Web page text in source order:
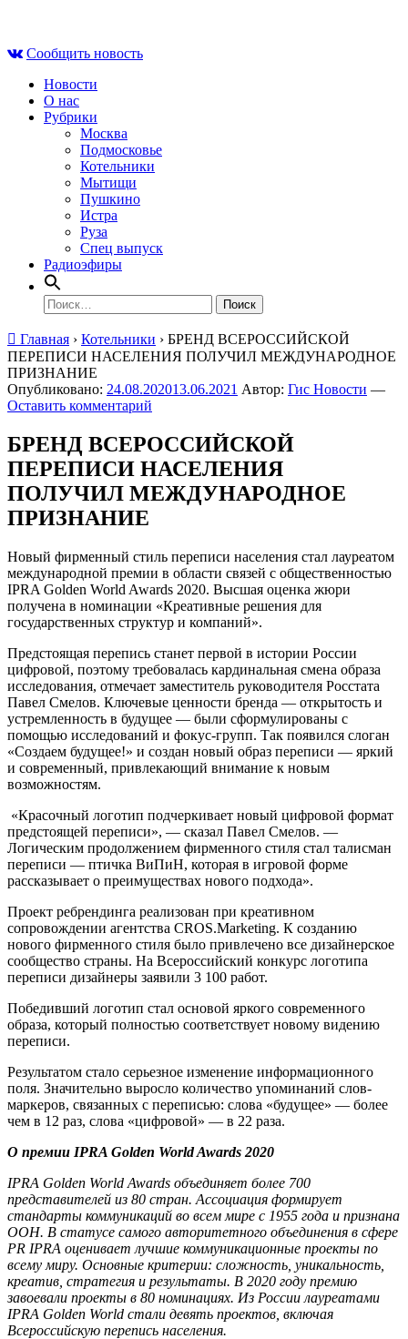
contentСообщить новость
Новости
О нас
Рубрики
Москва
Подмосковье
Котельники
Мытищи
Пушкино
Истра
Руза
Спец выпуск
Радиоэфиры
Найти:
Главная › Котельники › БРЕНД ВСЕРОССИЙСКОЙ
ПЕРЕПИСИ НАСЕЛЕНИЯ ПОЛУЧИЛ МЕЖДУНАРОДНОЕ
ПРИЗНАНИЕ
Опубликовано: 24.08.202013.06.2021 Автор: Гис Новости —
Оставить комментарий
БРЕНД ВСЕРОССИЙСКОЙ
ПЕРЕПИСИ НАСЕЛЕНИЯ
ПОЛУЧИЛ МЕЖДУНАРОДНОЕ
ПРИЗНАНИЕ
Новый фирменный стиль переписи населения стал лауреатом
международной премии в области связей с общественностью
IPRA Golden World Awards 2020. Высшая оценка жюри
получена в номинации «Креативные решения для
государственных структур и компаний».
Предстоящая перепись станет первой в истории России
цифровой, поэтому требовалась кардинальная смена образа
исследования, отмечает заместитель руководителя Росстата
Павел Смелов. Ключевые ценности бренда — открытость и
устремленность в будущее — были сформулированы с
помощью исследований и фокус-групп. Так появился слоган
«Создаем будущее!» и создан новый образ переписи — яркий
и современный, привлекающий внимание к новым
возможностям.
«Красочный логотип подчеркивает новый цифровой формат
предстоящей переписи», — сказал Павел Смелов. —
Логическим продолжением фирменного стиля стал талисман
переписи — птичка ВиПиН, которая в игровой форме
рассказывает о преимуществах нового подхода».
Проект ребрендинга реализован при креативном
сопровождении агентства CROS.Marketing. К созданию
нового фирменного стиля было привлечено все дизайнерское
сообщество страны. На Всероссийский конкурс логотипа
переписи дизайнеры заявили 3 100 работ.
Победивший логотип стал основой яркого современного
образа, который полностью соответствует новому видению
переписи.
Результатом стало серьезное изменение информационного
поля. Значительно выросло количество упоминаний слов-
маркеров, связанных с переписью: слова «будущее» — более
чем в 12 раз, слова «цифровой» — в 22 раза.
О премии IPRA Golden World Awards 2020
IPRA Golden World Awards объединяет более 700
представителей из 80 стран. Ассоциация формирует
стандарты коммуникаций во всем мире с 1955 года и признана
ООН. В статусе самого авторитетного объединения в сфере
PR IPRA оценивает лучшие коммуникационные проекты по
всему миру. Основные критерии: сложность, уникальность,
креатив, стратегия и результаты. В 2020 году премию
завоевали проекты в 80 номинациях. Из России лауреатами
IPRA Golden World стали девять проектов, включая
Всероссийскую перепись населения.